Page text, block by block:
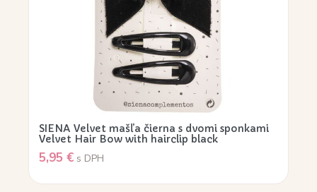
SIENA Velvet mašľa čierna s dvomi sponkami
Velvet Hair Bow with hairclip black
5,95 € s DPH